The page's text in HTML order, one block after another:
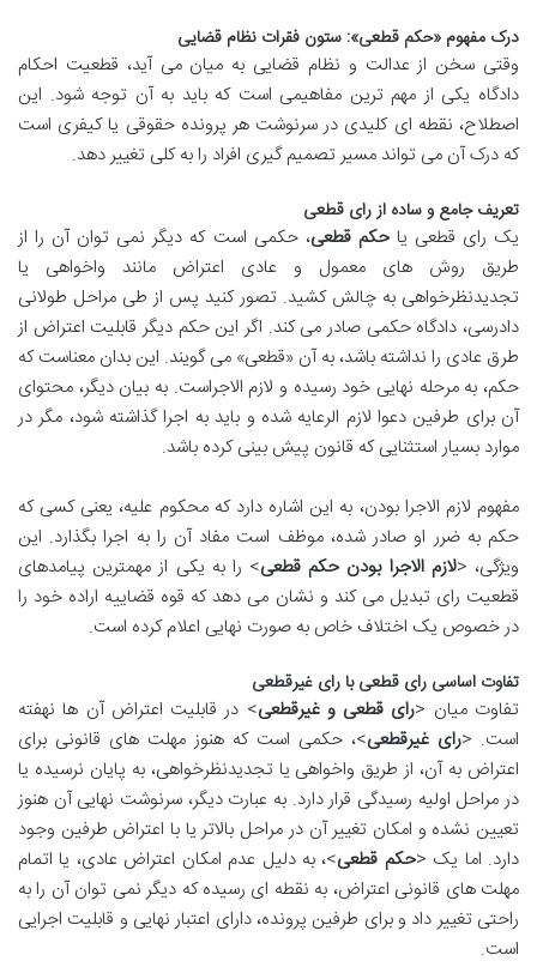
درک مفهوم «حکم قطعی»: ستون فقرات نظام قضایی
وقتی سخن از عدالت و نظام قضایی به میان می آید، قطعیت احکام
دادگاه یکی از مهم ترین مفاهیمی است که باید به آن توجه شود. این
اصطلاح، نقطه ای کلیدی در سرنوشت هر پرونده حقوقی یا کیفری است
که درک آن می تواند مسیر تصمیم گیری افراد را به کلی تغییر دهد.
تعریف جامع و ساده از رای قطعی
یک رای قطعی یاحکم قطعی، حکمی است که دیگر نمی توان آن را از
طریق روش های معمول و عادی اعتراض مانند واخواهی یا
تجدیدنظرخواهی به چالش کشید. تصور کنید پس از طی مراحل طولانی
دادرسی، دادگاه حکمی صادر می کند. اگر این حکم دیگر قابلیت اعتراض از
طرق عادی را نداشته باشد، به آن «قطعی» می گویند. این بدان معناست که
حکم، به مرحله نهایی خود رسیده و لازم الاجراست. به بیان دیگر، محتوای
آن برای طرفین دعوا لازم الرعایه شده و باید به اجرا گذاشته شود، مگر در
موارد بسیار استثنایی که قانون پیش بینی کرده باشد.
مفهوم لازم الاجرا بودن، به این اشاره دارد که محکوم علیه، یعنی کسی که
حکم به ضرر او صادر شده، موظف است مفاد آن را به اجرا بگذارد. این
ویژگی، <لازم الاجرا بودن حکم قطعی> را به یکی از مهمترین پیامدهای
قطعیت رای تبدیل می کند و نشان می دهد که قوه قضاییه اراده خود را
در خصوص یک اختلاف خاص به صورت نهایی اعلام کرده است.
تفاوت اساسی رای قطعی با رای غیرقطعی
تفاوت میان <رای قطعی و غیرقطعی> در قابلیت اعتراض آن ها نهفته
است. <رای غیرقطعی>، حکمی است که هنوز مهلت های قانونی برای
اعتراض به آن، از طریق واخواهی یا تجدیدنظرخواهی، به پایان نرسیده یا
در مراحل اولیه رسیدگی قرار دارد. به عبارت دیگر، سرنوشت نهایی آن هنوز
تعیین نشده و امکان تغییر آن در مراحل بالاتر یا با اعتراض طرفین وجود
دارد. اما یک <حکم قطعی>، به دلیل عدم امکان اعتراض عادی، یا اتمام
مهلت های قانونی اعتراض، به نقطه ای رسیده که دیگر نمی توان آن را به
راحتی تغییر داد و برای طرفین پرونده، دارای اعتبار نهایی و قابلیت اجرایی
است.